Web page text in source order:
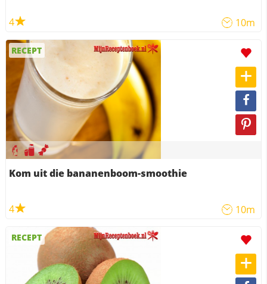
4 10m
RECEPT
Kom uit die bananenboom-smoothie
4 10m
RECEPT